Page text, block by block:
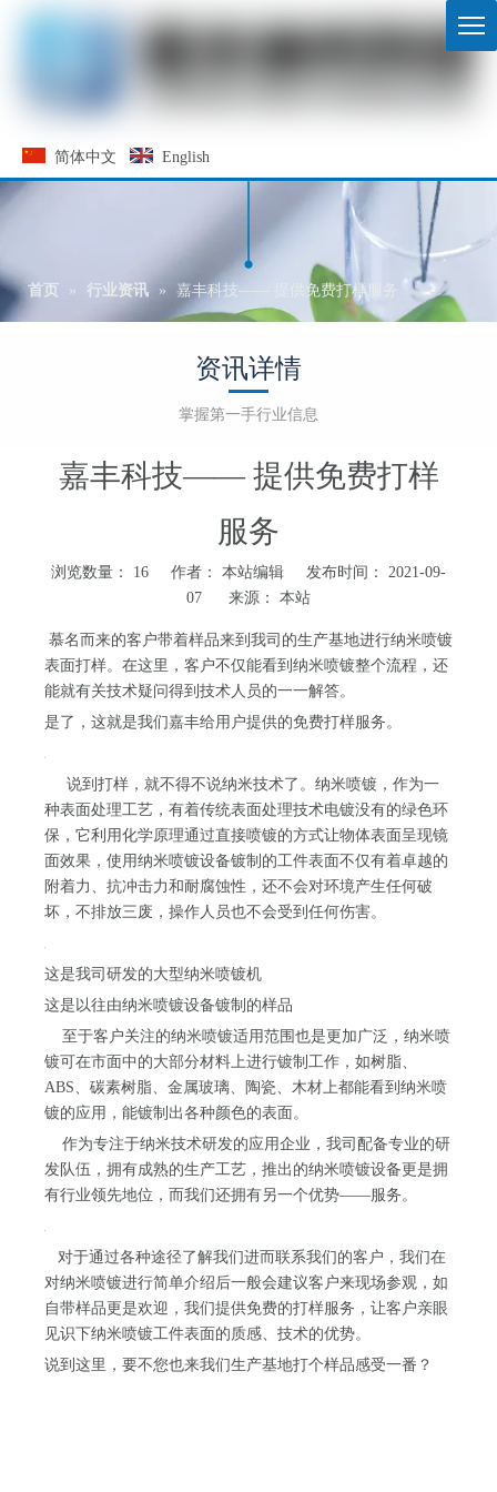
简体中文 English
首页 » 行业资讯 » 嘉丰科技—— 提供免费打样服务
资讯详情
掌握第一手行业信息
嘉丰科技—— 提供免费打样
服务
浏览数量： 16 作者： 本站编辑 发布时间： 2021-09-
07 来源： 本站
慕名而来的客户带着样品来到我司的生产基地进行纳米喷镀
表面打样。在这里，客户不仅能看到纳米喷镀整个流程，还
能就有关技术疑问得到技术人员的一一解答。
是了，这就是我们嘉丰给用户提供的免费打样服务。
说到打样，就不得不说纳米技术了。纳米喷镀，作为一
种表面处理工艺，有着传统表面处理技术电镀没有的绿色环
保，它利用化学原理通过直接喷镀的方式让物体表面呈现镜
面效果，使用纳米喷镀设备镀制的工件表面不仅有着卓越的
附着力、抗冲击力和耐腐蚀性，还不会对环境产生任何破
坏，不排放三废，操作人员也不会受到任何伤害。
这是我司研发的大型纳米喷镀机
这是以往由纳米喷镀设备镀制的样品
至于客户关注的纳米喷镀适用范围也是更加广泛，纳米喷
镀可在市面中的大部分材料上进行镀制工作，如树脂、
ABS、碳素树脂、金属玻璃、陶瓷、木材上都能看到纳米喷
镀的应用，能镀制出各种颜色的表面。
作为专注于纳米技术研发的应用企业，我司配备专业的研
发队伍，拥有成熟的生产工艺，推出的纳米喷镀设备更是拥
有行业领先地位，而我们还拥有另一个优势——服务。
对于通过各种途径了解我们进而联系我们的客户，我们在
对纳米喷镀进行简单介绍后一般会建议客户来现场参观，如
自带样品更是欢迎，我们提供免费的打样服务，让客户亲眼
见识下纳米喷镀工件表面的质感、技术的优势。
说到这里，要不您也来我们生产基地打个样品感受一番？